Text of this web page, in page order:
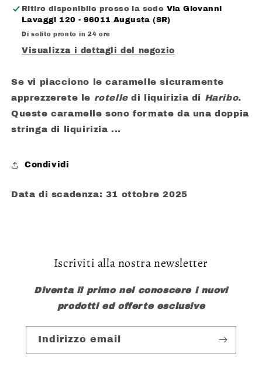
Ritiro disponibile presso la sede Via Giovanni
Lavaggi 120 - 96011 Augusta (SR)
Di solito pronto in 24 ore
Visualizza i dettagli del negozio
Se vi piacciono le caramelle sicuramente
apprezzerete le rotelledi liquirizia di Haribo.
Queste caramelle sono formate da una doppia
stringa di liquirizia ...
Condividi
Data di scadenza: 31 ottobre 2025
Iscriviti alla nostra newsletter
Diventa il primo nel conoscere i nuovi
prodotti ed offerte esclusive
Indirizzo email